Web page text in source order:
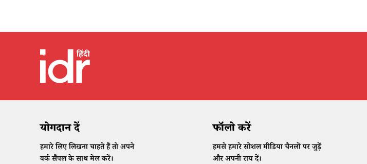
योगदान दें
हमारे लिए लिखना चाहते हैं तो अपने
वर्क सैंपल के साथ मेल करें।
फॉलो करें
हमसे हमारे सोशल मीडिया चैनलों पर जुड़ें
और अपनी राय दें।